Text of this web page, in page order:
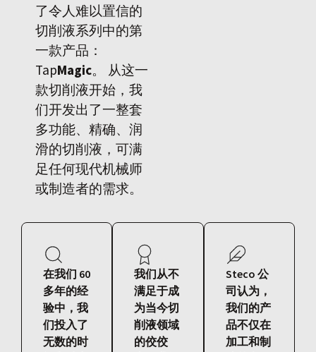
了令人难以置信的
切削液系列中的第
一款产品：
TapMagic。 从这一
款切削液开始，我
们开发出了一整套
多功能、精确、润
滑的切削液，可满
足任何现代机械师
或制造者的需求。
在我们 60
多年的经
验中，我
们投入了
无数的时
我们从不
满足于成
为当今切
削液领域
的佼佼
Steco 公
司认为，
我们的产
品不仅在
加工和制